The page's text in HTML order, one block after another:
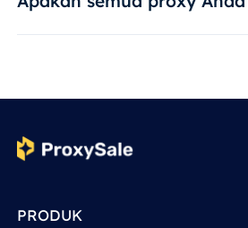
PRODUK